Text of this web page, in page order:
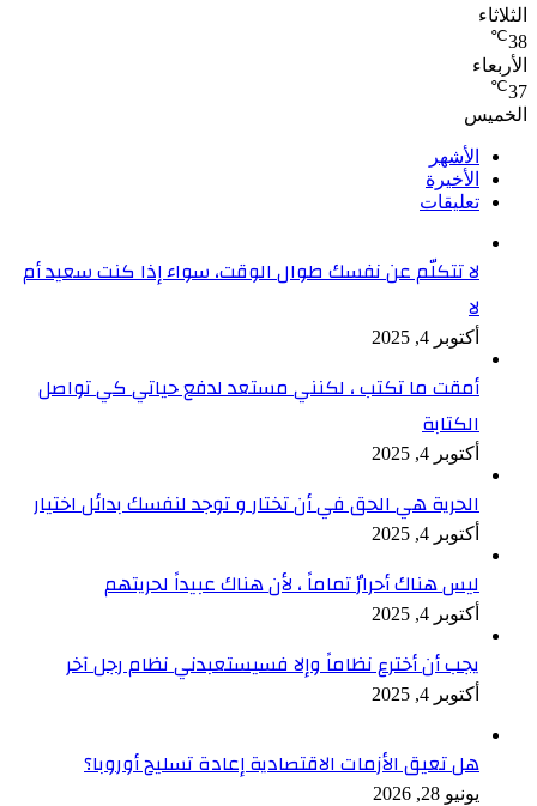
الثلاثاء
38
℃
الأربعاء
37
℃
الخميس
الأشهر
الأخيرة
تعليقات
لا تتكلّم عن نفسك طوال الوقت، سواء إذا كنت سعيد أم
لا
أكتوبر 4, 2025
أمقت ما تكتب ، لكنني مستعد لدفع حياتي كي تواصل
الكتابة
أكتوبر 4, 2025
الحرية هي الحق في أن تختار و توجد لنفسك بدائل اختيار
أكتوبر 4, 2025
ليس هناك أحرارٌ تماماً ، لأن هناك عبيداً لحريتهم
أكتوبر 4, 2025
يجب أن أخترع نظاماً وإلا فسيستعبدني نظام رجل آخر
أكتوبر 4, 2025
هل تعيق الأزمات الاقتصادية إعادة تسليح أوروبا؟
يونيو 28, 2026